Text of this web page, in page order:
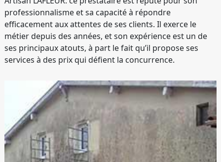
professionnalisme et sa capacité à répondre
efficacement aux attentes de ses clients. Il exerce le
métier depuis des années, et son expérience est un de
ses principaux atouts, à part le fait qu’il propose ses
services à des prix qui défient la concurrence.